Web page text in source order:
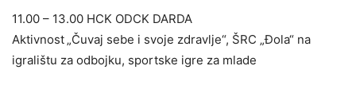
11.00 – 13.00 HCK ODCK DARDA
Aktivnost „Čuvaj sebe i svoje zdravlje“, ŠRC „Đola“ na
igralištu za odbojku, sportske igre za mlade